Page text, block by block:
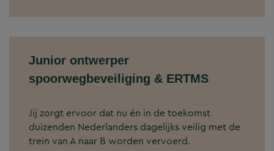
Junior ontwerper
spoorwegbeveiliging & ERTMS
Jij zorgt ervoor dat nu én in de toekomst
duizenden Nederlanders dagelijks veilig met de
trein van A naar B worden vervoerd.